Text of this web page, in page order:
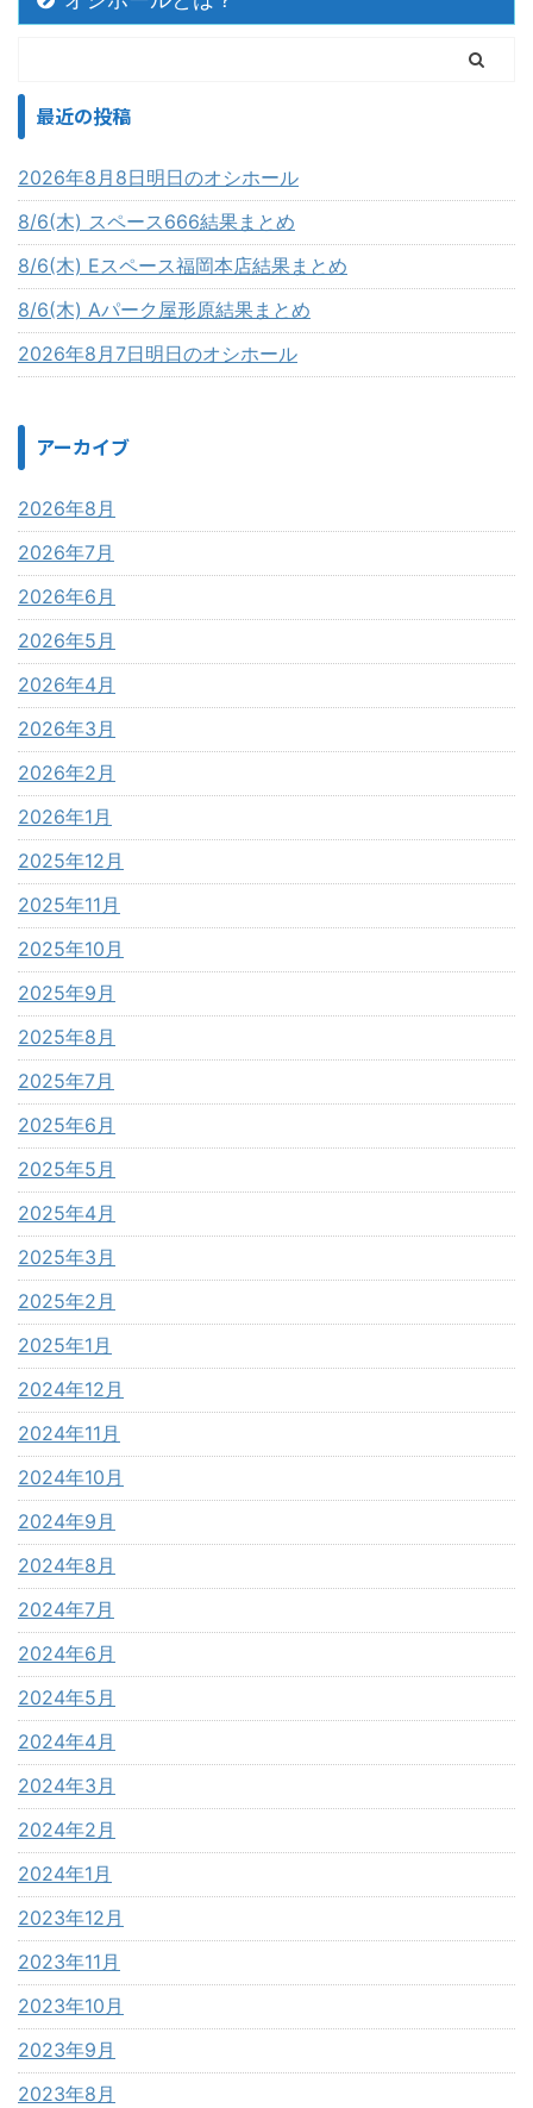
最近の投稿
2026年8月8日明日のオシホール
8/6(木) スペース666結果まとめ
8/6(木) Eスペース福岡本店結果まとめ
8/6(木) Aパーク屋形原結果まとめ
2026年8月7日明日のオシホール
アーカイブ
2026年8月
2026年7月
2026年6月
2026年5月
2026年4月
2026年3月
2026年2月
2026年1月
2025年12月
2025年11月
2025年10月
2025年9月
2025年8月
2025年7月
2025年6月
2025年5月
2025年4月
2025年3月
2025年2月
2025年1月
2024年12月
2024年11月
2024年10月
2024年9月
2024年8月
2024年7月
2024年6月
2024年5月
2024年4月
2024年3月
2024年2月
2024年1月
2023年12月
2023年11月
2023年10月
2023年9月
2023年8月